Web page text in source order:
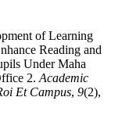
of Learning
Reading and
Under Maha
2. Academic
Et Campus, 9(2),